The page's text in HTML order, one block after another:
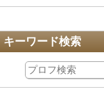
キーワード検索